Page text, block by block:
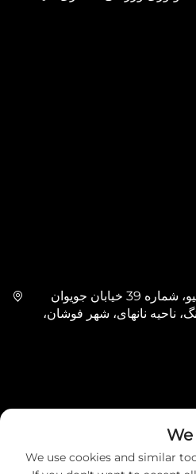
ساختمان 2، پارک فناوری لیانیو، شماره 39 خیابان جویوان
ناحیه نانهای، شهر فوشان،
We use cookies and similar